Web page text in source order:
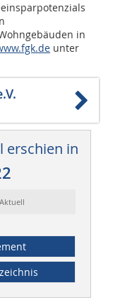
in
unter
erschien in